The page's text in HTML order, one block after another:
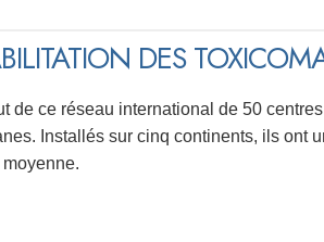
DES
de ce réseau international de 50
Installés sur cinq continents, ils ont